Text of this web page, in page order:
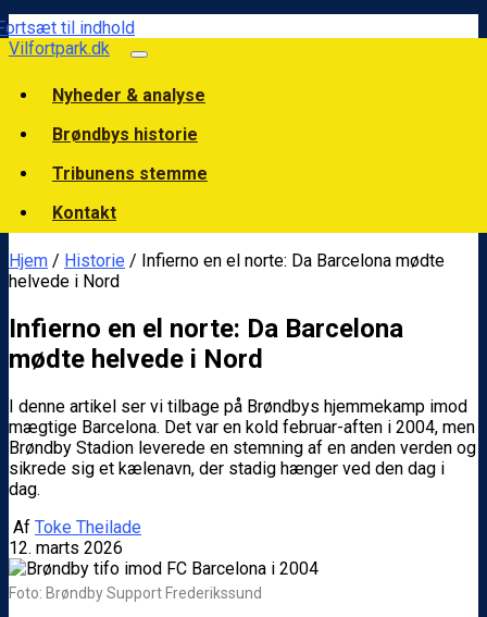
til indhold
Vilfortpark.dk
Nyheder & analyse
Brøndbys historie
Tribunens stemme
Kontakt
Hjem / Historie / Infierno en el norte: Da Barcelona mødte
helvede i Nord
Infierno en el norte: Da Barcelona
mødte helvede i Nord
I denne artikel ser vi tilbage på Brøndbys hjemmekamp imod
mægtige Barcelona. Det var en kold februar-aften i 2004, men
Brøndby Stadion leverede en stemning af en anden verden og
sikrede sig et kælenavn, der stadig hænger ved den dag i
dag.
Af Toke Theilade
12. marts 2026
Foto: Brøndby Support Frederikssund